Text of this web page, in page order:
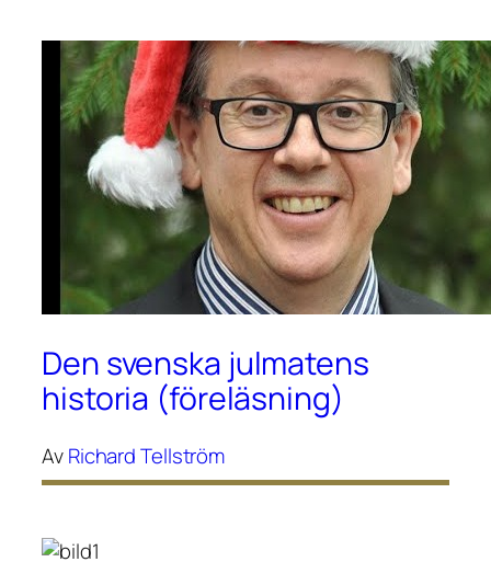
Den svenska julmatens
historia (föreläsning)
AvRichard Tellström